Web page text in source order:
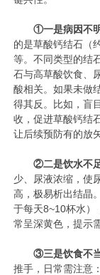
①一是病因不
的是草酸钙结石（
等。不同类型的结
石与高草酸饮食、
酸相关。如果未做
得其反。比如，盲
收，促进草酸钙结
让后续预防有的放矢
②二是饮水不
少、尿液浓缩，使
高，极易析出结晶
于每天8~10杯水）
常呈深黄色，提示
③三是饮食不
推手，日常需注意